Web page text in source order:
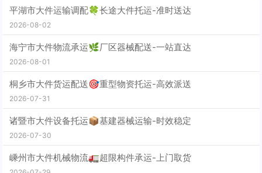
平湖市大件运输调配🍀长途大件托运-准时送达
2026-08-02
海宁市大件物流承运🌿厂区器械配送-一站直达
2026-08-01
桐乡市大件货运配送🎯重型物资托运-高效派送
2026-07-31
诸暨市大件设备托运📦基建器械运输-时效稳定
2026-07-30
嵊州市大件机械物流🚛超限构件承运-上门取货